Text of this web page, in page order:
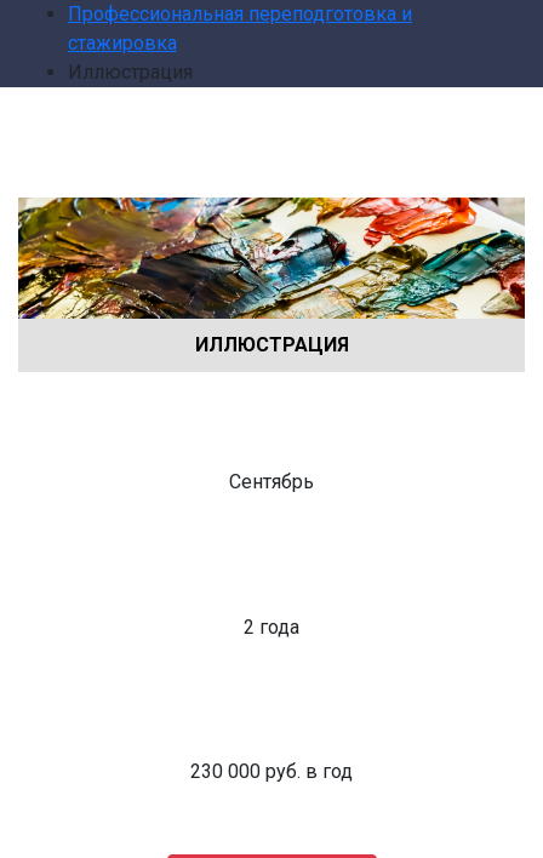
Профессиональная переподготовка и
стажировка
Иллюстрация
ИЛЛЮСТРАЦИЯ
Сентябрь
2 года
230 000 руб. в год